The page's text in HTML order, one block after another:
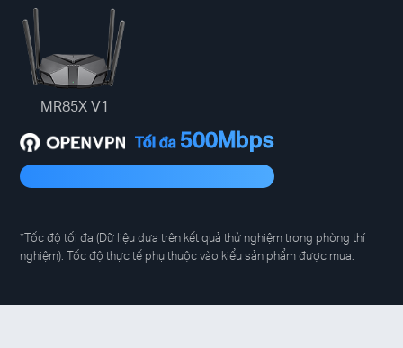
MR85X V1
Tối đa 500Mbps
*Tốc độ tối đa (Dữ liệu dựa trên kết quả thử nghiệm trong phòng thí
nghiệm). Tốc độ thực tế phụ thuộc vào kiểu sản phẩm được mua.